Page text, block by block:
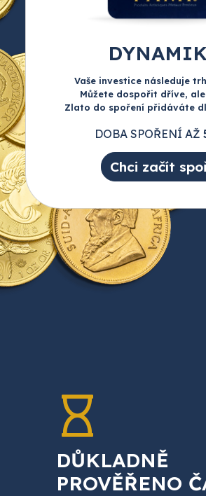
Vaše investice následuje
Můžete dospořit dříve,
Zlato do spoření přidáváte
DOBA SPOŘENÍ AŽ
Chci začít
DŮKLADNĚ
PROVĚŘENO